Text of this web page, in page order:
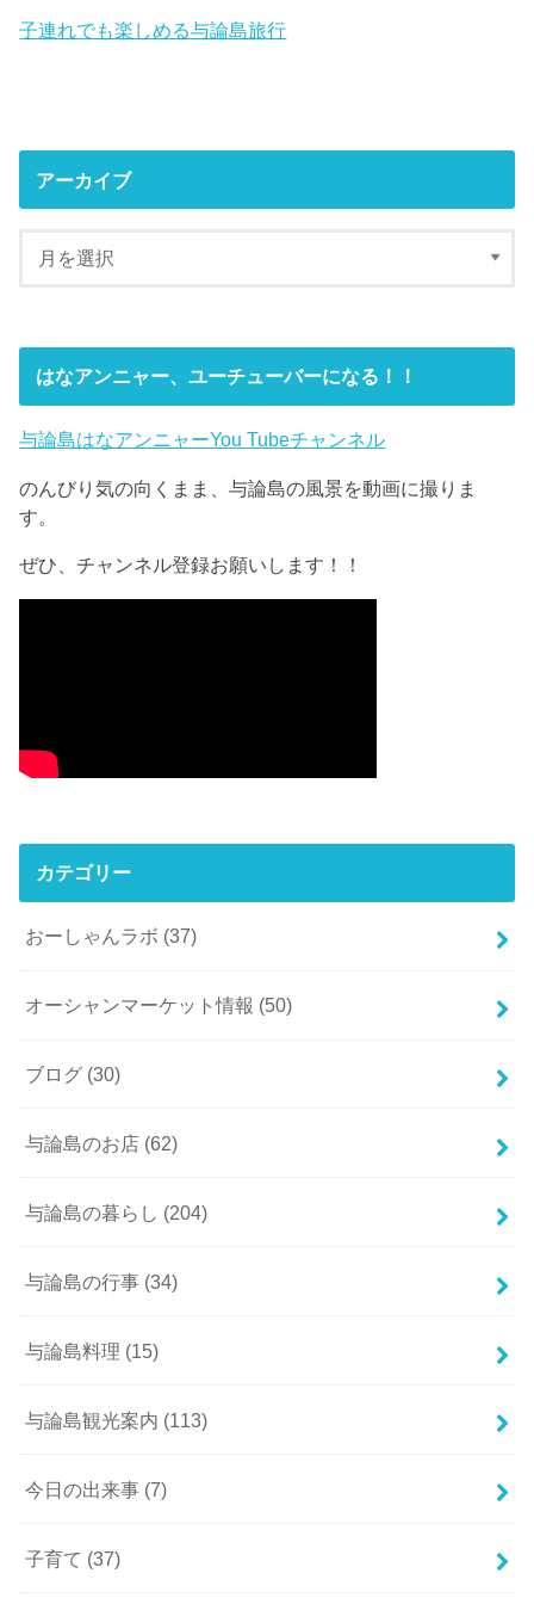
子連れでも楽しめる与論島旅行
アーカイブ
はなアンニャー、ユーチューバーになる！！
与論島はなアンニャーYou Tubeチャンネル
のんびり気の向くまま、与論島の風景を動画に撮りま
す。
ぜひ、チャンネル登録お願いします！！
カテゴリー
おーしゃんラボ (37)
オーシャンマーケット情報 (50)
ブログ (30)
与論島のお店 (62)
与論島の暮らし (204)
与論島の行事 (34)
与論島料理 (15)
与論島観光案内 (113)
今日の出来事 (7)
子育て (37)